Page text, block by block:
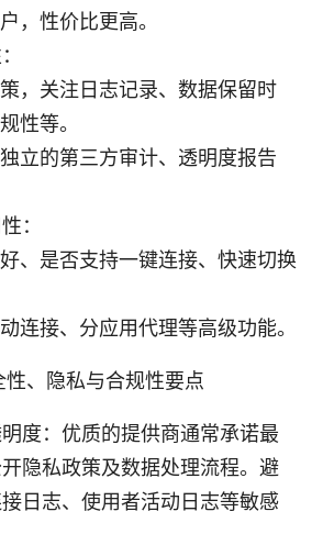
，性价比更高。
，关注日志记录、数据保留时
性等。
立的第三方审计、透明度报告
：
、是否支持一键连接、快速切换
连接、分应用代理等高级功能。
性、隐私与合规性要点
度：优质的提供商通常承诺最
隐私政策及数据处理流程。避
日志、使用者活动日志等敏感